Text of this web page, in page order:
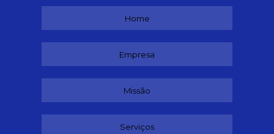
Home
Empresa
Missão
Serviços